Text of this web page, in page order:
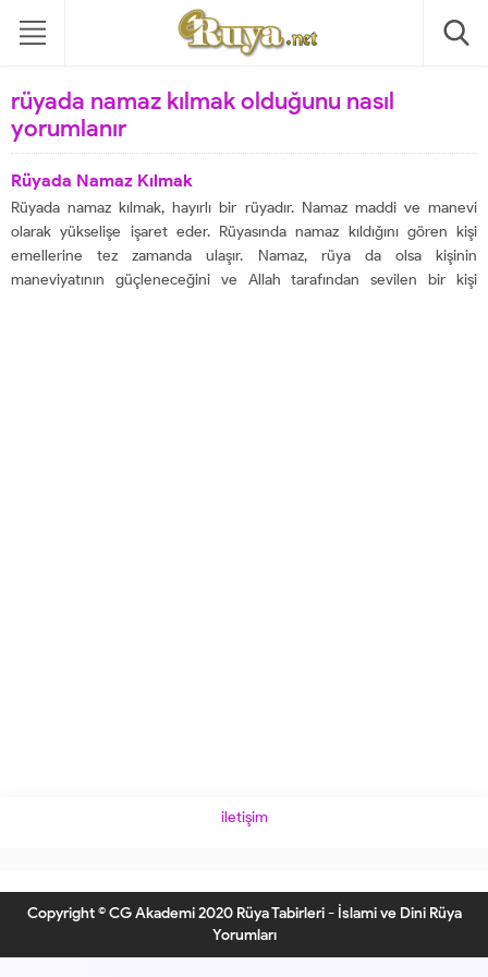
rüyada namaz kılmak olduğunu nasıl
yorumlanır
Rüyada Namaz Kılmak
Rüyada namaz kılmak, hayırlı bir rüyadır. Namaz maddi ve manevi
olarak yükselişe işaret eder. Rüyasında namaz kıldığını gören kişi
emellerine tez zamanda ulaşır. Namaz, rüya da olsa kişinin
maneviyatının güçleneceğini ve Allah tarafından sevilen bir kişi
iletişim
Copyright © CG Akademi 2020 Rüya Tabirleri - İslami ve Dini Rüya
Yorumları